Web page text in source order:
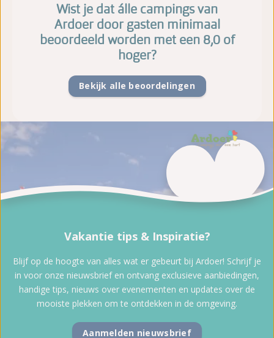
Wist je dat álle campings van
Ardoer door gasten minimaal
beoordeeld worden met een 8,0 of
hoger?
Bekijk alle beoordelingen
Vakantie tips & Inspiratie?
Blijf op de hoogte van alles wat er gebeurt bij Ardoer! Schrijf je
in voor onze nieuwsbrief en ontvang exclusieve aanbiedingen,
handige tips, nieuws over evenementen en updates over de
mooiste plekken om te ontdekken in de omgeving.
Aanmelden nieuwsbrief